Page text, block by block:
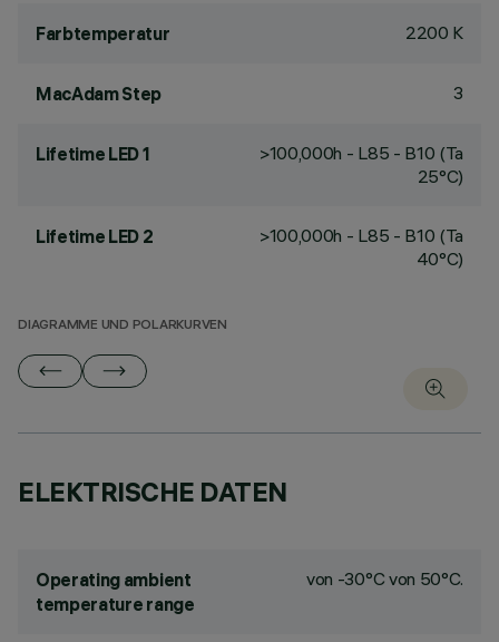
Farbtemperatur 2200 K
MacAdam Step 3
Lifetime LED 1
>100,000h - L85 - B10 (Ta
25°C)
Lifetime LED 2
>100,000h - L85 - B10 (Ta
40°C)
DIAGRAMME UND POLARKURVEN
ELEKTRISCHE DATEN
Operating ambient
temperature range
von -30°C von 50°C.